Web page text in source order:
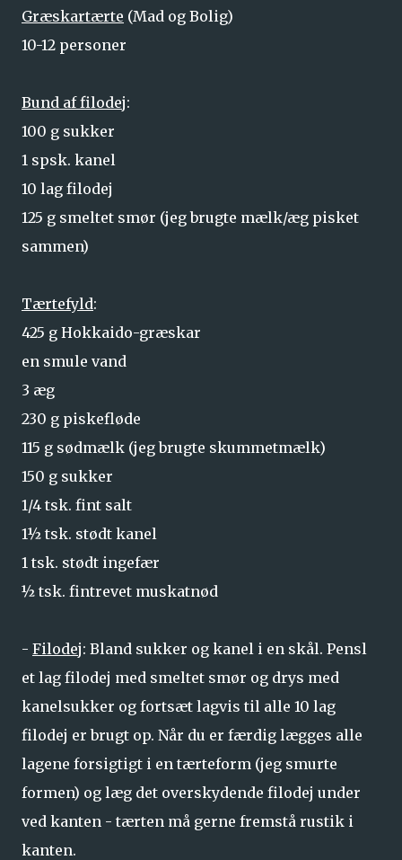
Græskartærte (Mad og Bolig)
10-12 personer
Bund af filodej:
100 g sukker
1 spsk. kanel
10 lag filodej
125 g smeltet smør (jeg brugte mælk/æg pisket
sammen)
Tærtefyld:
425 g Hokkaido-græskar
en smule vand
3 æg
230 g piskefløde
115 g sødmælk (jeg brugte skummetmælk)
150 g sukker
1/4 tsk. fint salt
1½ tsk. stødt kanel
1 tsk. stødt ingefær
½ tsk. fintrevet muskatnød
- Filodej: Bland sukker og kanel i en skål. Pensl
et lag filodej med smeltet smør og drys med
kanelsukker og fortsæt lagvis til alle 10 lag
filodej er brugt op. Når du er færdig lægges alle
lagene forsigtigt i en tærteform (jeg smurte
formen) og læg det overskydende filodej under
ved kanten - tærten må gerne fremstå rustik i
kanten.